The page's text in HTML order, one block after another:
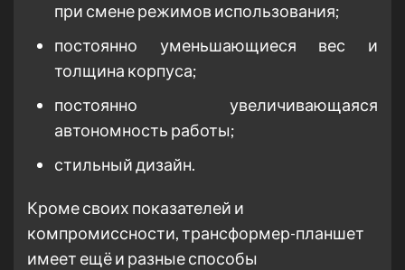
при смене режимов использования;
постоянно уменьшающиеся вес и
толщина корпуса;
постоянно увеличивающаяся
автономность работы;
стильный дизайн.
Кроме своих показателей и
компромиссности, трансформер-планшет
имеет ещё и разные способы